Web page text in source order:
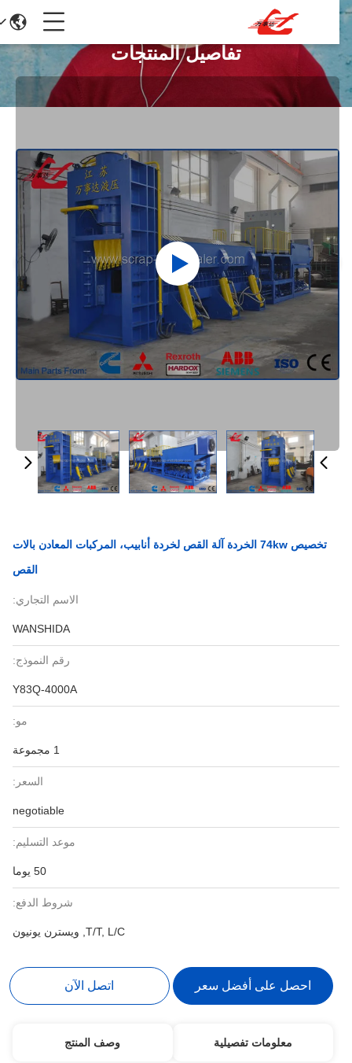
تفاصيل المنتجات
تخصيص 74kw الخردة آلة القص لخردة أنابيب، المركبات المعادن بالات
القص
الاسم التجاري:
WANSHIDA
رقم النموذج:
Y83Q-4000A
مو:
السعر:
negotiable
موعد التسليم:
50 يوما
شروط الدفع:
T/T, L/C, ويسترن يونيون
احصل على أفضل سعر اتصل الآن
معلومات تفصيلية وصف المنتج